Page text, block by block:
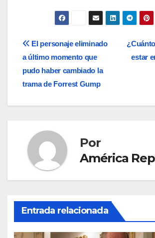
Navegación
de
entradas
estar
El personaje eliminado
a último momento que
pudo haber cambiado la
trama de Forrest Gump
Por
América
Entrada relacionada